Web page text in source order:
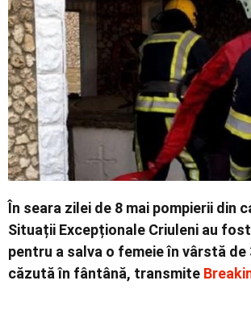
Economic
Contact
În seara zilei de 8 mai pompierii din
Situații Excepționale Criuleni au
pentru a salva o femeie în vârstă de
căzută în fântână, transmite